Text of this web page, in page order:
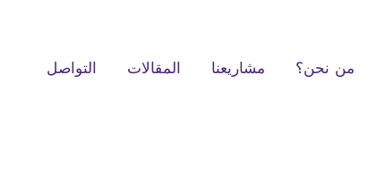
من نحن؟ مشاريعنا المقالات التواصل